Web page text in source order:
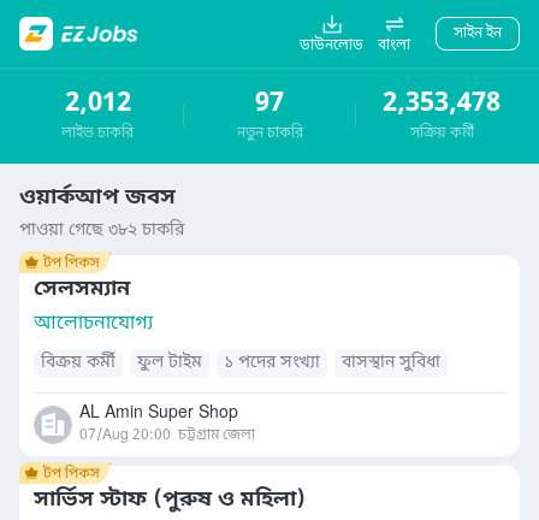
ডাউনলোড বাংলা
সাইন ইন
2,012
লাইভ চাকরি
97
নতুন চাকরি
2,353,478
সক্রিয় কর্মী
ওয়ার্কআপ জবস
পাওয়া গেছে ৩৮২ চাকরি
সেলসম্যান
আলোচনাযোগ্য
বিক্রয় কর্মী ফুল টাইম ১ পদের সংখ্যা বাসস্থান সুবিধা
AL Amin Super Shop
07/Aug 20:00 চট্টগ্রাম জেলা
সার্ভিস স্টাফ (পুরুষ ও মহিলা)